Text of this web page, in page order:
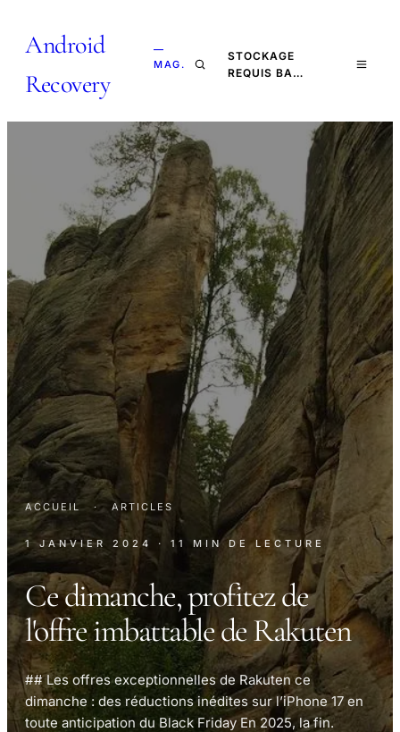
Android
Recovery
—
MAG.
STOCKAGE
REQUIS BA…
ACCUEIL · ARTICLES
1 JANVIER 2024 · 11 MIN DE LECTURE
Ce dimanche, profitez de
l'offre imbattable de Rakuten
## Les offres exceptionnelles de Rakuten ce
dimanche : des réductions inédites sur l’iPhone 17 en
toute anticipation du Black Friday En 2025, la fin.